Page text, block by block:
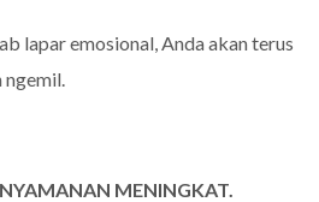
lapar emosional, Anda akan terus
ngemil.
MENINGKAT.